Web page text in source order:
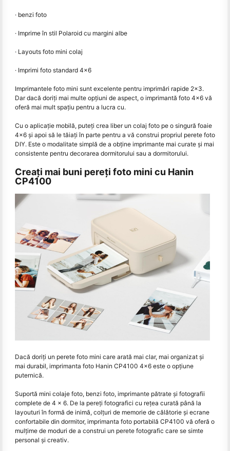
· benzi foto
· Imprime în stil Polaroid cu margini albe
· Layouts foto mini colaj
· Imprimi foto standard 4×6
Imprimantele foto mini sunt excelente pentru imprimări rapide 2x3.
Dar dacă doriți mai multe opțiuni de aspect, o imprimantă foto 4x6 vă
oferă mai mult spațiu pentru a lucra cu.
Cu o aplicație mobilă, puteți crea liber un colaj foto pe o singură foaie
4x6 și apoi să le tăiați în parte pentru a vă construi propriul perete foto
DIY. Este o modalitate simplă de a obține imprimante mai curate și mai
consistente pentru decorarea dormitorului sau a dormitorului.
Creați mai buni pereți foto mini cu Hanin
CP4100
Dacă doriți un perete foto mini care arată mai clar, mai organizat și
mai durabil, imprimanta foto Hanin CP4100 4×6 este o opțiune
puternică.
Suportă mini colaje foto, benzi foto, imprimante pătrate și fotografii
complete de 4 × 6. De la pereți fotografici cu rețea curată până la
layouturi în formă de inimă, colțuri de memorie de călătorie și ecrane
confortabile din dormitor, imprimanta foto portabilă CP4100 vă oferă o
mulțime de moduri de a construi un perete fotografic care se simte
personal și creativ.